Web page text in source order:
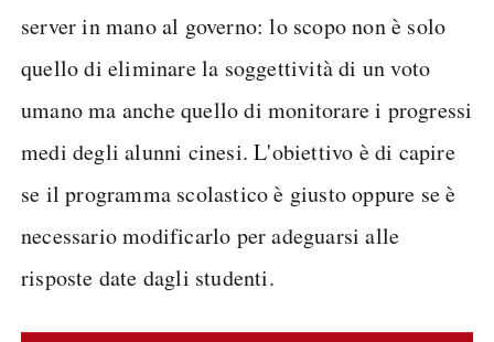
server in mano al governo: lo scopo non è solo
quello di eliminare la soggettività di un voto
umano ma anche quello di monitorare i progressi
medi degli alunni cinesi. L'obiettivo è di capire
se il programma scolastico è giusto oppure se è
necessario modificarlo per adeguarsi alle
risposte date dagli studenti.